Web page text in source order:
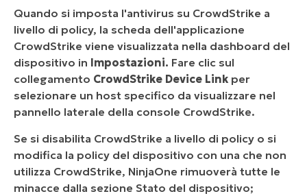
Quando si imposta l'antivirus su CrowdStrike a
livello di policy, la scheda dell'applicazione
CrowdStrike viene visualizzata nella dashboard del
dispositivo in Impostazioni. Fare clic sul
collegamento CrowdStrike Device Link per
selezionare un host specifico da visualizzare nel
pannello laterale della console CrowdStrike.
Se si disabilita CrowdStrike a livello di policy o si
modifica la policy del dispositivo con una che non
utilizza CrowdStrike, NinjaOne rimuoverà tutte le
minacce dalla sezione Stato del dispositivo;